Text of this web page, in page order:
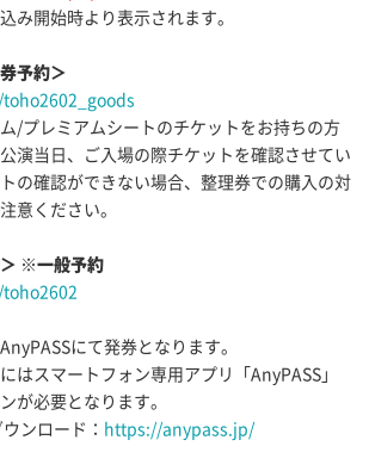
み開始時より表示されます。
予約＞
/プレミアムシートのチケットをお持ちの方
演当日、ご入場の際チケットを確認させてい
の確認ができない場合、整理券での購入の対
意ください。
※一般予約
にて発券となります。
はスマートフォン専用アプリ「AnyPASS」
が必要となります。
ンロード： https://anypass.jp/